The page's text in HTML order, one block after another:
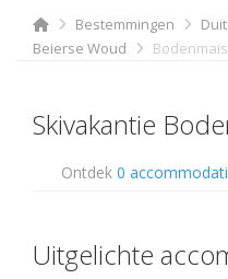
Bestemmingen
Beierse Woud
Bodenmais
Skivakantie
Ontdek 0
Uitgelichte